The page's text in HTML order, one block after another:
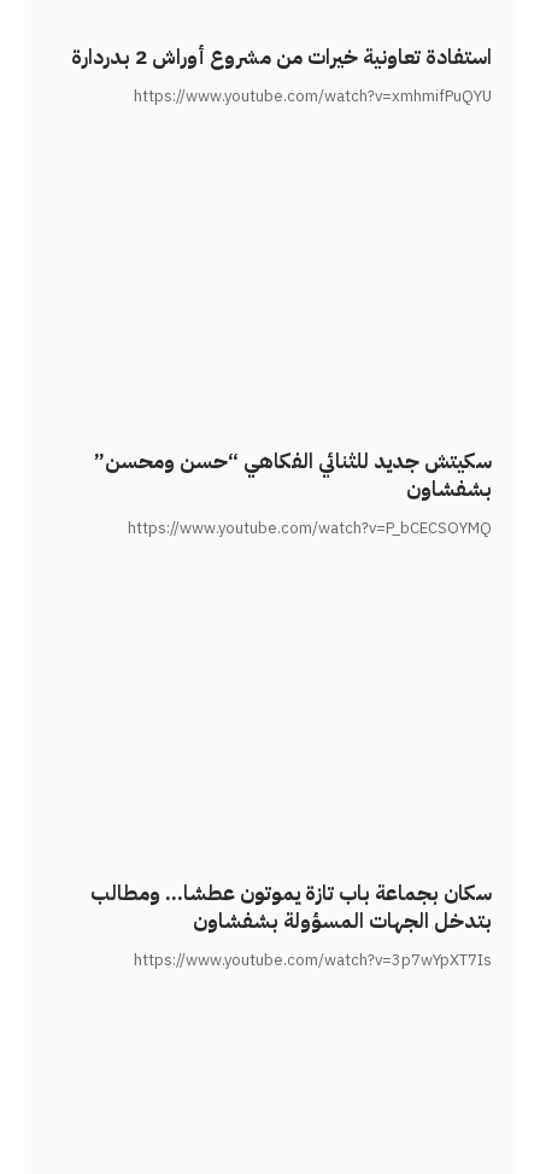
استفادة تعاونية خيرات من مشروع أوراش 2 بدردارة
https://www.youtube.com/watch?v=xmhmifPuQYU
سكيتش جديد للثنائي الفكاهي “حسن ومحسن”
بشفشاون
https://www.youtube.com/watch?v=P_bCECSOYMQ
سكان بجماعة باب تازة يموتون عطشا… ومطالب
بتدخل الجهات المسؤولة بشفشاون
https://www.youtube.com/watch?v=3p7wYpXT7Is